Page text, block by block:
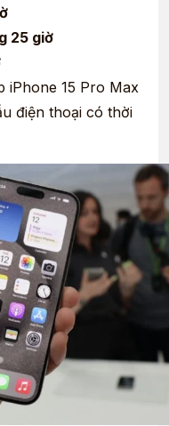
25 giờ
iPhone 15 Pro Max
điện thoại có thời